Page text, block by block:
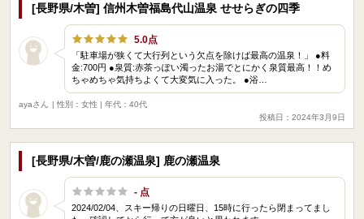
[長野県/木曽] 信州木曽福島代山温泉 せせらぎの四季
5.0点
「駐車場が狭くて大行列という欠点を除けば最高の温泉！」 ●料
金:700円 ●泉質:赤茶っぽい濁ったお湯でとにかく泉質最高！！め
ちゃめちゃ気持ちよくて大変気に入った。 ●浴…
ayaさん
| 性別：女性 | 年代：40代
投稿日：2024年3月9日
[長野県/木曽/鹿の瀬温泉] 鹿の瀬温泉
- 点
2024/02/04、スキー帰りの日曜日、15時に行ったら閉まってまし